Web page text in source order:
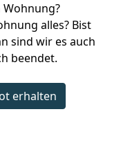
alles? Bist
sind wir es auch
beendet.
erhalten